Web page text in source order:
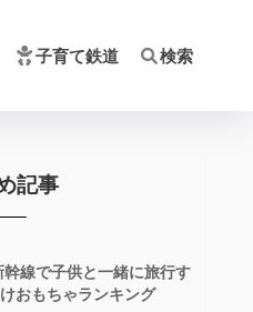
子育て鉄道 検索
記事
幹線で子供と一緒に旅行す
おもちゃランキング